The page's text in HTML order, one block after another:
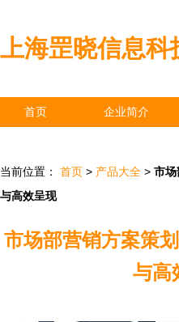
上海罡晓信息科
首页 企业简介
当前位置： 首页 > 产品大全 > 市场
与高效呈现
市场部营销方案策
与高